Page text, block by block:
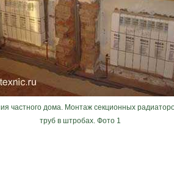
частного дома. Монтаж секционных
труб в штробах. Фото 1